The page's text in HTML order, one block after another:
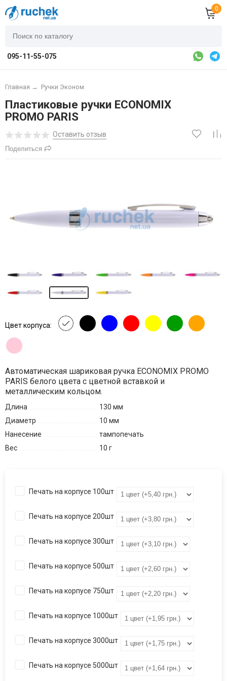
0
095-11-55-075
Главная → Ручки Эконом
Пластиковые ручки ECONOMIX
PROMO PARIS
Оставить отзыв
Поделиться
Цвет корпуса:
Автоматическая шариковая ручка ECONOMIX PROMO
PARIS белого цвета с цветной вставкой и
металлическим кольцом.
Длина
130 мм
Диаметр
10 мм
Нанесение
тампопечать
Вес
10 г
Печать на корпусе 100шт
Печать на корпусе 200шт
Печать на корпусе 300шт
Печать на корпусе 500шт
Печать на корпусе 750шт
Печать на корпусе 1000шт
Печать на корпусе 3000шт
Печать на корпусе 5000шт